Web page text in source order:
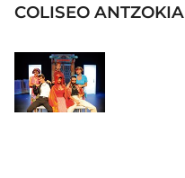
COLISEO ANTZOKIA